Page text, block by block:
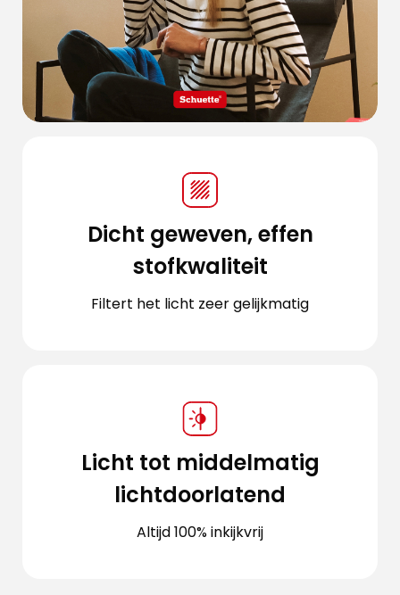
Dicht geweven, effen
stofkwaliteit
Filtert het licht zeer gelijkmatig
Licht tot middelmatig
lichtdoorlatend
Altijd 100% inkijkvrij